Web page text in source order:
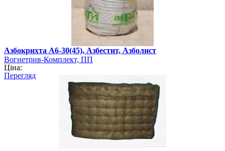
Азбокрихта А6-30(45), Азбестит, Азболист
Вогнетрив-Комплект, ПП
Ціна:
Перегляд